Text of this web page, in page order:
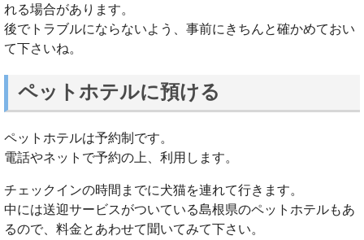
れる場合があります。
後でトラブルにならないよう、事前にきちんと確かめておい
て下さいね。
ペットホテルに預ける
ペットホテルは予約制です。
電話やネットで予約の上、利用します。
チェックインの時間までに犬猫を連れて行きます。
中には送迎サービスがついている島根県のペットホテルもあ
るので、料金とあわせて聞いてみて下さい。